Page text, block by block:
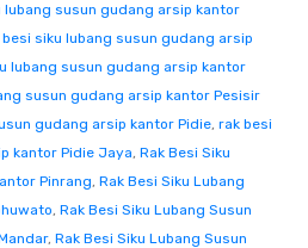
lubang susun gudang arsip kantor
besi siku lubang susun gudang arsip
lubang susun gudang arsip kantor
susun gudang arsip kantor Pesisir
gudang arsip kantor Pidie, rak besi
kantor Pidie Jaya, Rak Besi Siku
Pinrang, Rak Besi Siku Lubang
, Rak Besi Siku Lubang Susun
, Rak Besi Siku Lubang Susun